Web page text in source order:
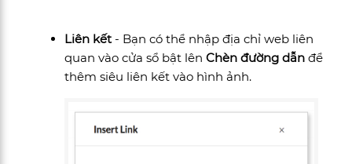
Liên kết- Bạn có thể nhập địa chỉ web liên
quan vào cửa sổ bật lênChèn đường dẫn để
thêm siêu liên kết vào hình ảnh.